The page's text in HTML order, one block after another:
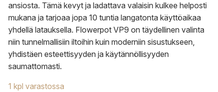
ansiosta. Tämä kevyt ja ladattava valaisin kulkee helposti
mukana ja tarjoaa jopa 10 tuntia langatonta käyttöaikaa
yhdellä latauksella. Flowerpot VP9 on täydellinen valinta
niin tunnelmallisiin iltoihin kuin moderniin sisustukseen,
yhdistäen esteettisyyden ja käytännöllisyyden
saumattomasti.
1 kpl varastossa